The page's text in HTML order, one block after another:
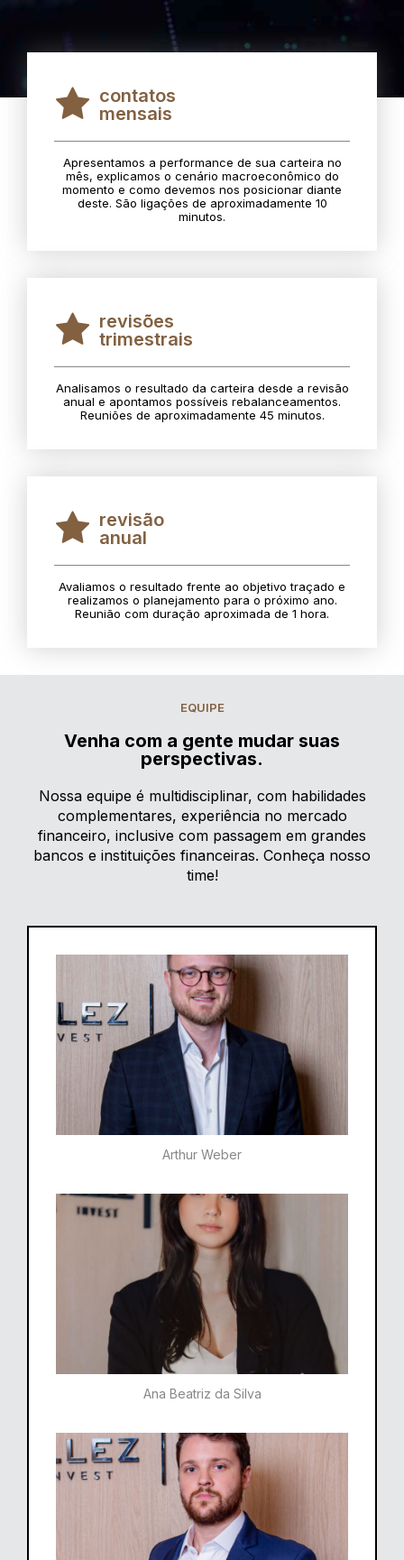
contatos
mensais
Apresentamos a performance de sua carteira no
mês, explicamos o cenário macroeconômico do
momento e como devemos nos posicionar diante
deste. São ligações de aproximadamente 10
minutos.
revisões
trimestrais
Analisamos o resultado da carteira desde a revisão
anual e apontamos possíveis rebalanceamentos.
Reuniões de aproximadamente 45 minutos.
revisão
anual
Avaliamos o resultado frente ao objetivo traçado e
realizamos o planejamento para o próximo ano.
Reunião com duração aproximada de 1 hora.
EQUIPE
Venha com a gente mudar suas
perspectivas.
Nossa equipe é multidisciplinar, com habilidades
complementares, experiência no mercado
financeiro, inclusive com passagem em grandes
bancos e instituições financeiras. Conheça nosso
time!
Arthur Weber
Ana Beatriz da Silva